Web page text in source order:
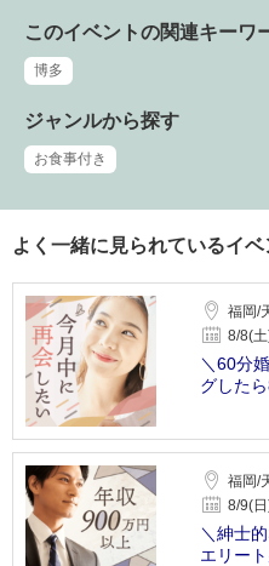
このイベントの関連キーワ
博多
ジャンルから探す
お食事付き
よく一緒に見られているイベ
福岡/
8/8(
＼60分
グした
福岡/
8/9(
＼紳士
エリー